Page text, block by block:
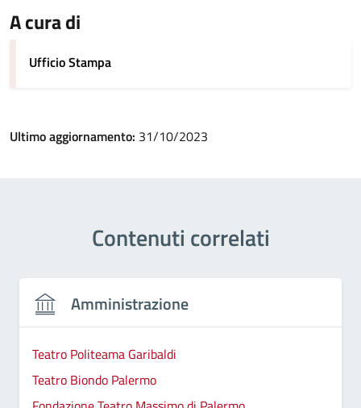
A cura di
Ufficio Stampa
Ultimo aggiornamento: 31/10/2023
Contenuti correlati
Amministrazione
Teatro Politeama Garibaldi
Teatro Biondo Palermo